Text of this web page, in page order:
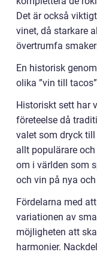
Det är också
vinet, då starkare
övertrumfa
En historisk
olika ”vin till tacos”
Historiskt sett har
företeelse då
valet som dryck
allt populärare
om i världen som
och vin på nya
Fördelarna med
variationen av
möjligheten att
harmonier.